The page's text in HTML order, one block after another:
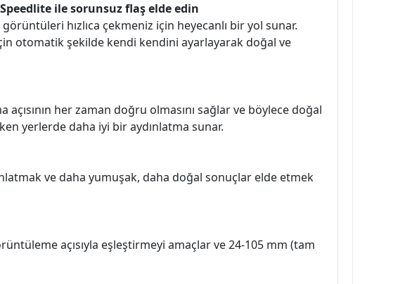
ile sorunsuz flaş elde edin
hızlıca çekmeniz için heyecanlı bir yol sunar.
otomatik şekilde kendi kendini ayarlayarak doğal ve
her zaman doğru olmasını sağlar ve böylece doğal
yerlerde daha iyi bir aydınlatma sunar.
ve daha yumuşak, daha doğal sonuçlar elde etmek
açısıyla eşleştirmeyi amaçlar ve 24-105 mm (tam